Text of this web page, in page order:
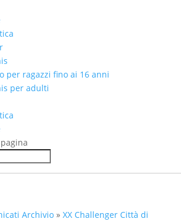
per ragazzi fino ai 16 anni
per adulti
Archivio» XX Challenger Città di